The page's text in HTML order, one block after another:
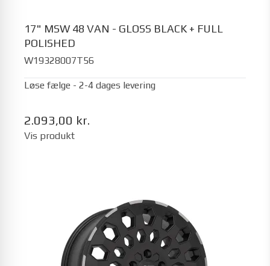
17" MSW 48 VAN - GLOSS BLACK + FULL
POLISHED
W19328007T56
Løse fælge - 2-4 dages levering
2.093,00 kr.
Vis produkt